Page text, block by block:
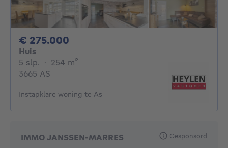
€ 275.000
Huis
5 slp. 5 slaapkamers
· 254 m²
3665 AS
Instapklare woning te As
IMMO JANSSEN-MARRES Gesponsord